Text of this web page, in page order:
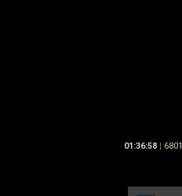
01:36:58 |